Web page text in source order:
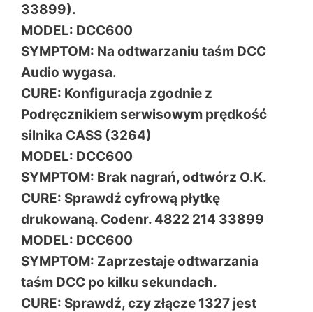
33899).
MODEL: DCC600
SYMPTOM: Na odtwarzaniu taśm DCC
Audio wygasa.
CURE: Konfiguracja zgodnie z
Podręcznikiem serwisowym prędkość
silnika CASS (3264)
MODEL: DCC600
SYMPTOM: Brak nagrań, odtwórz O.K.
CURE: Sprawdź cyfrową płytkę
drukowaną. Codenr. 4822 214 33899
MODEL: DCC600
SYMPTOM: Zaprzestaje odtwarzania
taśm DCC po kilku sekundach.
CURE: Sprawdź, czy złącze 1327 jest